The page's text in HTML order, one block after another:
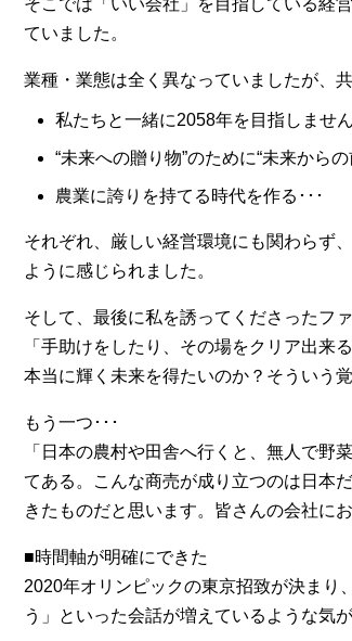
そこでは「いい会社」を目指している経
ていました。
業種・業態は全く異なっていましたが、
私たちと一緒に2058年を目指しませ
“未来への贈り物”のために“未来から
農業に誇りを持てる時代を作る･･･
それぞれ、厳しい経営環境にも関わらず
ように感じられました。
そして、最後に私を誘ってくださったフ
「手助けをしたり、その場をクリア出来
本当に輝く未来を得たいのか？そういう
もう一つ･･･
「日本の農村や田舎へ行くと、無人で
てある。こんな商売が成り立つのは日本
きたものだと思います。皆さんの会社に
■時間軸が明確にできた
2020年オリンピックの東京招致が決まり
う」といった会話が増えているような気が